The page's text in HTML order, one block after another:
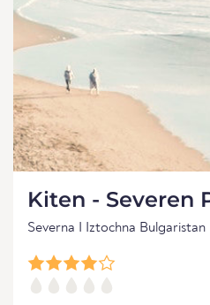
Kiten - Severen
Severna I Iztochna Bulgaristan